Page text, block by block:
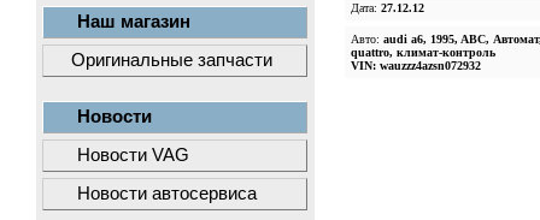
Наш магазин
Оригинальные запчасти
Новости
Новости VAG
Новости автосервиса
Дата: 27.12.12
Авто: audi a6, 1995, ABC,
quattro, климат-контроль
VIN: wauzzz4azsn072932